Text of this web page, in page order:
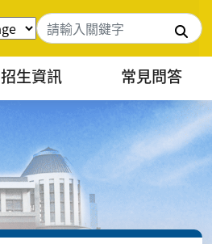
搜尋
招生資訊 常見問答